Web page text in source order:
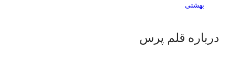
بهشتی
درباره قلم پرس